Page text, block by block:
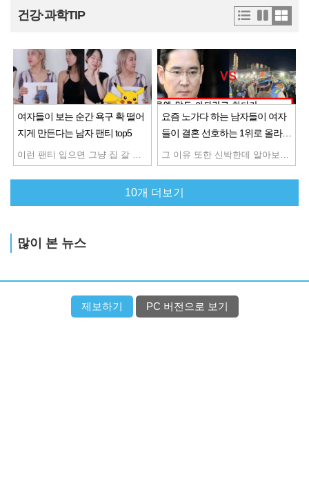
건강·과학TIP
여자들이 보는 순간 욕구 확 떨어
지게 만든다는 남자 팬티 top5
이런 팬티 입으면 그냥 집 갈 수도 있으니 주의하도록 하자 나 자주 입는건데 버려야할듯 성욕때메 남친을 울렸다는 여자 레전드 ㅋㅋ
요즘 노가다 하는 남자들이 여자
들이 결혼 선호하는 1위로 올라선
이유
그 이유 또한 신박한데 알아보자 그럼 이번엔 연예인들 중에 어떤 유형이 연애,결혼하고 싶은지 보자 연애하고 싶은 순위 역시 얼굴보다는 돈과 명예 친절함 이런게 더 중요한거 같네
10개 더보기
많이 본 뉴스
제보하기 PC 버전으로 보기